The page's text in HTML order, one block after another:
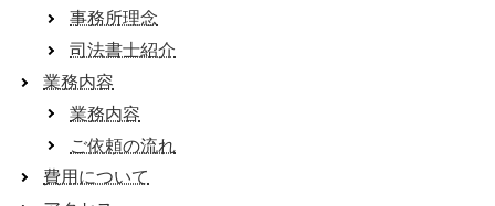
事務所理念
司法書士紹介
業務内容
業務内容
ご依頼の流れ
費用について